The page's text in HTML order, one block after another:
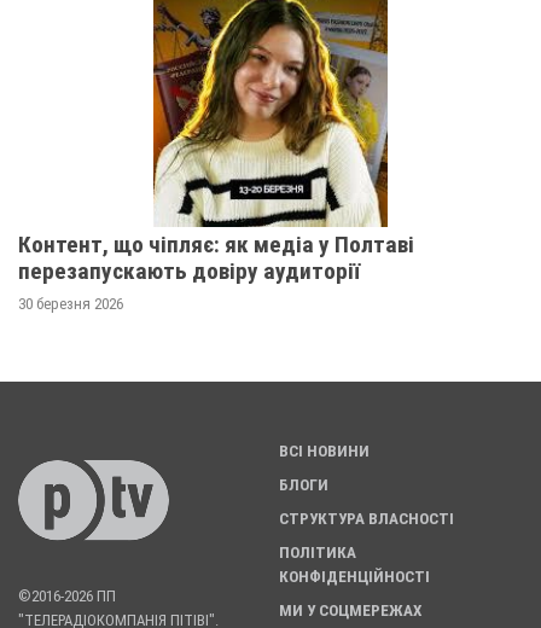
Контент, що чіпляє: як медіа у Полтаві
перезапускають довіру аудиторії
30 березня 2026
©2016-2026 ПП
"ТЕЛЕРАДІОКОМПАНІЯ ПІТІВІ".
ВСІ НОВИНИ
БЛОГИ
СТРУКТУРА ВЛАСНОСТІ
ПОЛІТИКА
КОНФІДЕНЦІЙНОСТІ
МИ У СОЦМЕРЕЖАХ